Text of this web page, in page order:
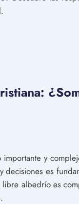
y
es
albedrío es